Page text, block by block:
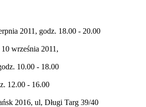
2011, godz. 18.00 - 20.00
września 2011,
10.00 - 18.00
12.00 - 16.00
2016, ul, Długi Targ 39/40